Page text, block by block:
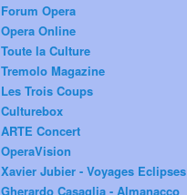
Forum Opera
Opera Online
Toute la Culture
Tremolo Magazine
Les Trois Coups
Culturebox
ARTE Concert
OperaVision
Xavier Jubier - Voyages Eclipses
Gherardo Casaglia - Almanacco